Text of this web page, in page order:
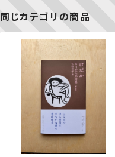
同じカテゴリの商品